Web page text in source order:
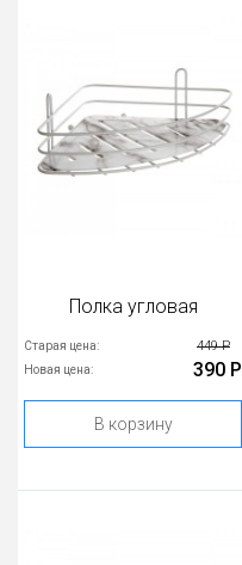
Полка угловая
Старая цена: 449 Р
Новая цена: 390 Р
В корзину